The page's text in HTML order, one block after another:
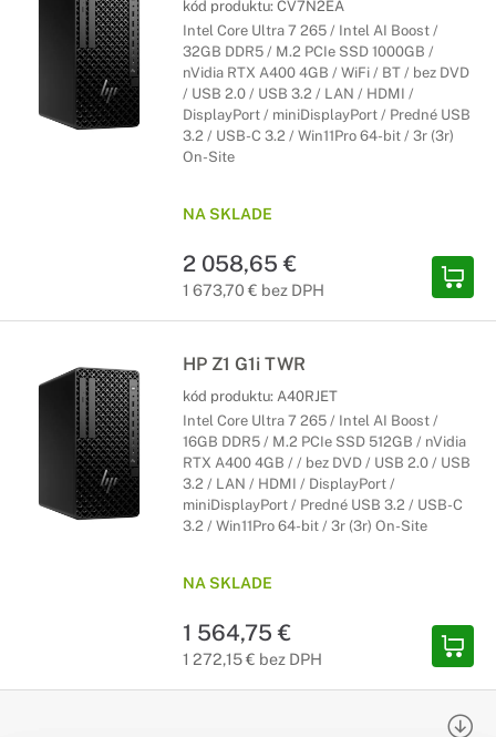
kód produktu: CV7N2EA
Intel Core Ultra 7 265 / Intel AI Boost /
32GB DDR5 / M.2 PCIe SSD 1000GB /
nVidia RTX A400 4GB / WiFi / BT / bez DVD
/ USB 2.0 / USB 3.2 / LAN / HDMI /
DisplayPort / miniDisplayPort / Predné USB
3.2 / USB-C 3.2 / Win11Pro 64-bit / 3r (3r)
On-Site
NA SKLADE
2 058,65 €
1 673,70 € bez DPH
HP Z1 G1i TWR
kód produktu: A40RJET
Intel Core Ultra 7 265 / Intel AI Boost /
16GB DDR5 / M.2 PCIe SSD 512GB / nVidia
RTX A400 4GB / / bez DVD / USB 2.0 / USB
3.2 / LAN / HDMI / DisplayPort /
miniDisplayPort / Predné USB 3.2 / USB-C
3.2 / Win11Pro 64-bit / 3r (3r) On-Site
NA SKLADE
1 564,75 €
1 272,15 € bez DPH